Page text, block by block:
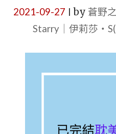
2021-09-27 by 蒼野
Starry｜伊莉莎・